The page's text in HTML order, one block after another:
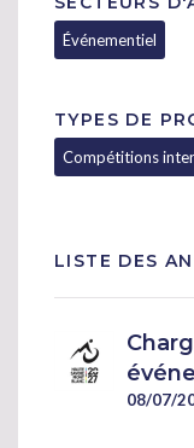
Événementiel
TYPES DE
Compétitions
LISTE DES
08/07/